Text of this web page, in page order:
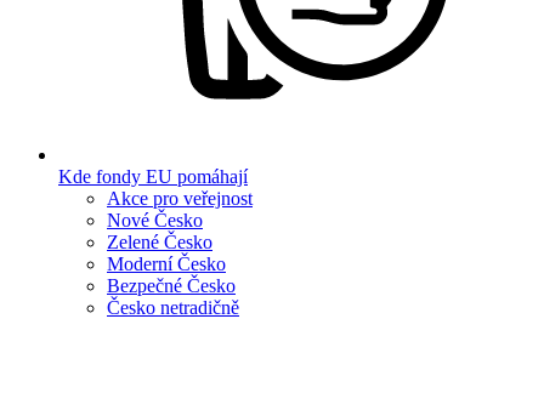
Kde fondy EU pomáhají
Akce pro veřejnost
Nové Česko
Zelené Česko
Moderní Česko
Bezpečné Česko
Česko netradičně